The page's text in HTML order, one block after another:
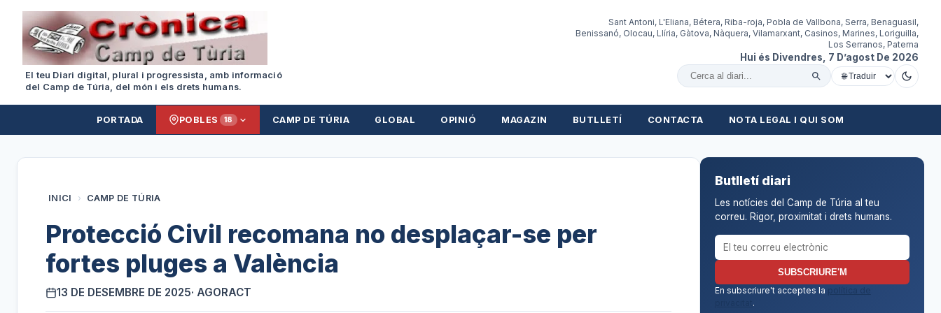
El teu Diari digital, plural i progressista, amb informació
del Camp de Túria, del món i els drets humans.
Sant Antoni, L'Eliana, Bétera, Riba-roja, Pobla de Vallbona, Serra, Benaguasil,
Benissanó, Olocau, Llíria, Gàtova, Nàquera, Vilamarxant, Casinos, Marines, Loriguilla,
Los Serranos, Paterna
Hui és Divendres, 7 D’agost De 2026
Cercar al diari
PORTADA POBLES 18 CAMP DE TÚRIA GLOBAL OPINIÓ MAGAZIN BUTLLETÍ CONTACTA NOTA LEGAL I QUI SOM
INICI › CAMP DE TÚRIA
Protecció Civil recomana no desplaçar-se per
fortes pluges a València
13 DE DESEMBRE DE 2025· AGORACT
Butlletí diari
Les notícies del Camp de Túria al teu
correu. Rigor, proximitat i drets humans.
Correu electrònic per al butlletí
SUBSCRIURE'M
En subscriure't acceptes la
política de
.